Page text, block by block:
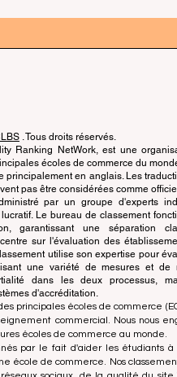
. Tous droits réservés.
Ranking NetWork, est une
écoles de commerce du
principalement en anglais. Les
pas être considérées comme
par un groupe d'experts
Le bureau de classement
garantissant une séparation
sur l'évaluation des
utilise son expertise pour
une variété de mesures et de
dans les deux processus,
d'accréditation.
principales écoles de commerce
commercial. Nous nous
écoles de commerce au monde.
par le fait d'aider les étudiants
école de commerce. Nos